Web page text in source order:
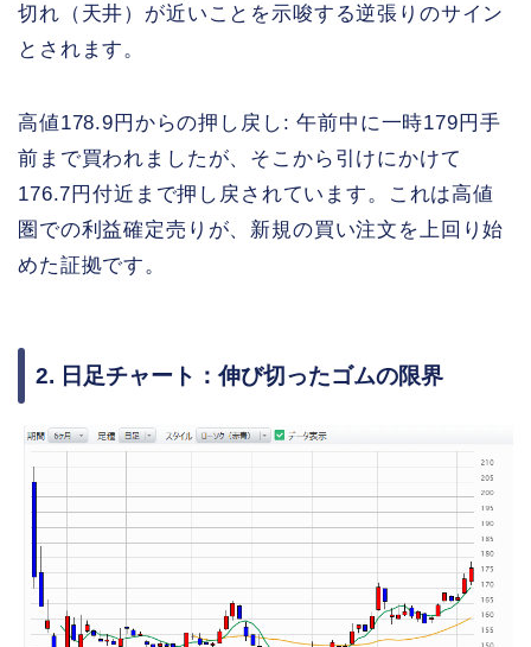
切れ（天井）が近いことを示唆する逆張りのサイン
とされます。
高値178.9円からの押し戻し: 午前中に一時179円手
前まで買われましたが、そこから引けにかけて
176.7円付近まで押し戻されています。これは高値
圏での利益確定売りが、新規の買い注文を上回り始
めた証拠です。
2. 日足チャート：伸び切ったゴムの限界